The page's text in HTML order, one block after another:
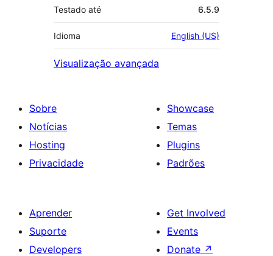
Testado até 6.5.9
Idioma English (US)
Visualização avançada
Sobre
Notícias
Hosting
Privacidade
Showcase
Temas
Plugins
Padrões
Aprender
Suporte
Developers
Get Involved
Events
Donate ↗